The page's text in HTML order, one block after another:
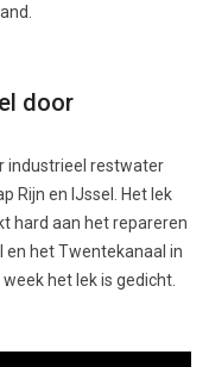
door
industrieel restwater
Rijn en IJssel. Het lek
hard aan het repareren
en het Twentekanaal in
het lek is gedicht.